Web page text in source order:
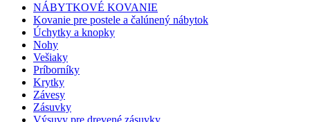
NÁBYTKOVÉ KOVANIE
Kovanie pre postele a čalúnený nábytok
Úchytky a knopky
Nohy
Vešiaky
Príborníky
Krytky
Závesy
Zásuvky
Výsuvy pre drevené zásuvky